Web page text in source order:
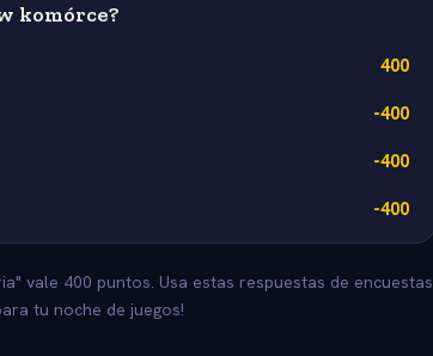
komórce?
400
-400
-400
-400
vale 400 puntos. Usa estas respuestas de encuestas
tu noche de juegos!